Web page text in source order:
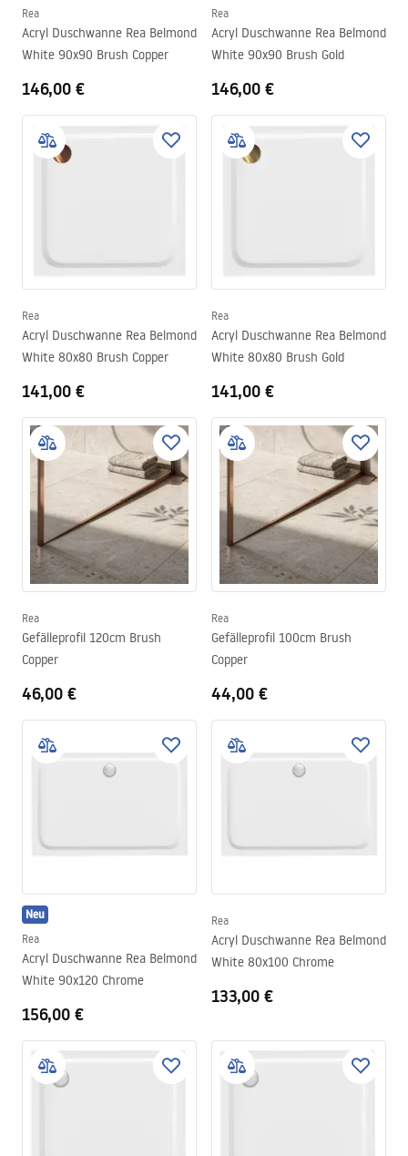
Rea
Acryl Duschwanne Rea Belmond
White 90x90 Brush Copper
146,00 €
Rea
Acryl Duschwanne Rea Belmond
White 90x90 Brush Gold
146,00 €
Rea
Acryl Duschwanne Rea Belmond
White 80x80 Brush Copper
141,00 €
Rea
Acryl Duschwanne Rea Belmond
White 80x80 Brush Gold
141,00 €
Rea
Gefälleprofil 120cm Brush
Copper
46,00 €
Rea
Gefälleprofil 100cm Brush
Copper
44,00 €
Neu
Rea
Acryl Duschwanne Rea Belmond
White 90x120 Chrome
156,00 €
Rea
Acryl Duschwanne Rea Belmond
White 80x100 Chrome
133,00 €